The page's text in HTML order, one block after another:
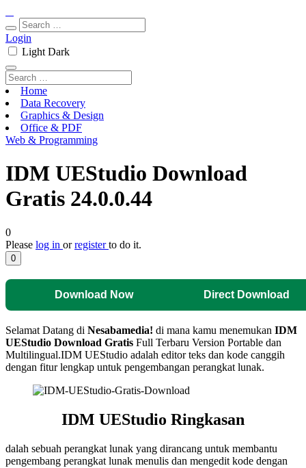
Login
Light Dark
Home
Data Recovery
Graphics & Design
Office & PDF
Web & Programming
IDM UEStudio Download
Gratis 24.0.0.44
0
Please log in orregisterto do it.
0
Download Now Direct Download
Selamat Datang di Nesabamedia! di mana kamu menemukan IDM
UEStudio Download Gratis Full Terbaru Version Portable dan
Multilingual.IDM UEStudio adalah editor teks dan kode canggih
dengan fitur lengkap untuk pengembangan perangkat lunak.
IDM UEStudio Ringkasan
dalah sebuah perangkat lunak yang dirancang untuk membantu
pengembang perangkat lunak menulis dan mengedit kode dengan